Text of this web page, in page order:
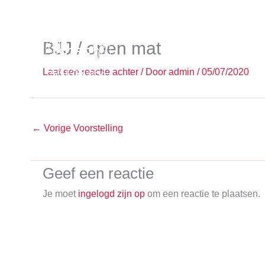
BJJ / open mat
Laat een reactie achter / Door admin /05/07/2020
← Vorige Voorstelling
Geef een reactie
Je moet ingelogd zijn op om een reactie te plaatsen.